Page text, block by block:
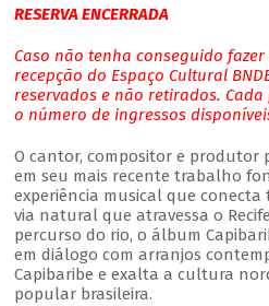
RESERVA ENCERRADA
Caso não tenha conseguido
recepção do Espaço Cultural
reservados e não retirados.
o número de ingressos
O cantor, compositor e produtor
em seu mais recente trabalho
experiência musical que
via natural que atravessa o
percurso do rio, o álbum
em diálogo com arranjos
Capibaribe e exalta a cultura
popular brasileira.